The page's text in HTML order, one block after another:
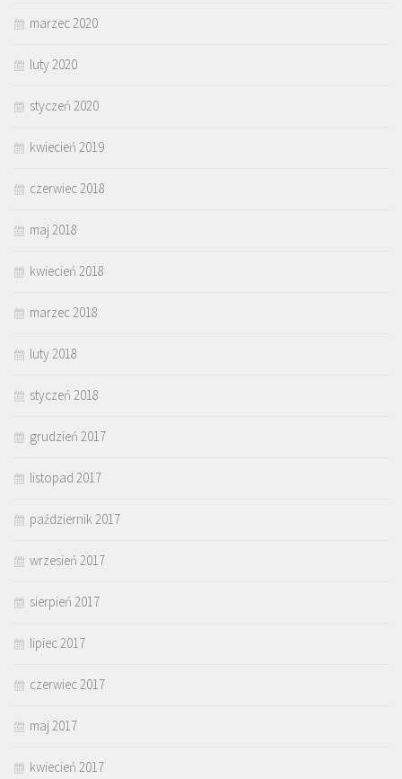
marzec 2020
luty 2020
styczeń 2020
kwiecień 2019
czerwiec 2018
maj 2018
kwiecień 2018
marzec 2018
luty 2018
styczeń 2018
grudzień 2017
listopad 2017
październik 2017
wrzesień 2017
sierpień 2017
lipiec 2017
czerwiec 2017
maj 2017
kwiecień 2017